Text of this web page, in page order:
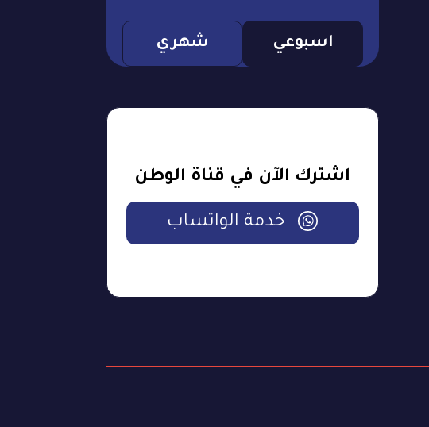
اسبوعي شهري
اشترك الآن في قناة الوطن
خدمة الواتساب